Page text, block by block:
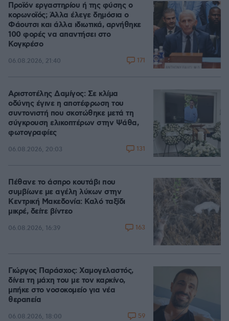
Προϊόν εργαστηρίου ή της φύσης ο
κορωνοϊός; Άλλα έλεγε δημόσια ο
Φάουτσι και άλλα ιδιωτικά, αρνήθηκε
100 φορές να απαντήσει στο
Κογκρέσο
06.08.2026, 21:40 171
Αριστοτέλης Δαμίγος: Σε κλίμα
οδύνης έγινε η αποτέφρωση του
συντονιστή που σκοτώθηκε μετά τη
σύγκρουση ελικοπτέρων στην Ψάθα,
φωτογραφίες
06.08.2026, 20:03 131
Πέθανε το άσπρο κουτάβι που
συμβίωνε με αγέλη λύκων στην
Κεντρική Μακεδονία: Καλό ταξίδι
μικρέ, δείτε βίντεο
06.08.2026, 16:39 163
Γιώργος Παράσχος: Χαμογελαστός,
δίνει τη μάχη του με τον καρκίνο,
μπήκε στο νοσοκομείο για νέα
θεραπεία
06.08.2026, 18:00 59